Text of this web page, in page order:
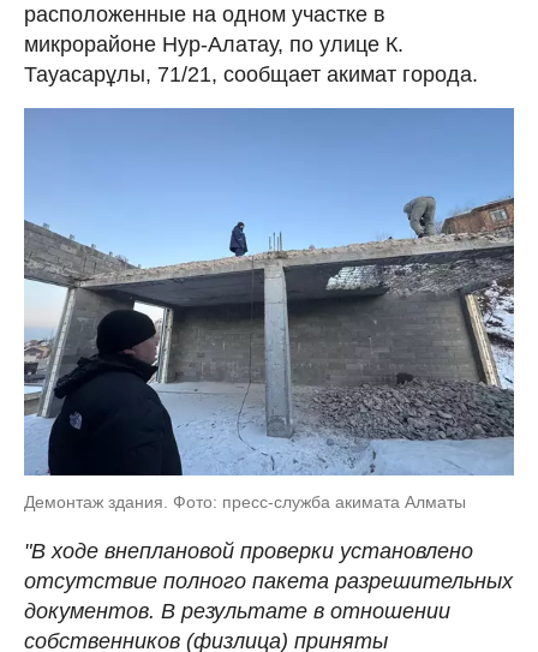
расположенные на одном участке в
микрорайоне Нур-Алатау, по улице К.
Тауасарұлы, 71/21, сообщает акимат города.
Демонтаж здания. Фото: пресс-служба акимата Алматы
"В ходе внеплановой проверки установлено
отсутствие полного пакета разрешительных
документов. В результате в отношении
собственников (физлица) приняты